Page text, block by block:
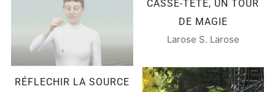
CASSE-TÊTE, UN TOUR
DE MAGIE
Larose S. Larose
RÉFLECHIR LA SOURCE